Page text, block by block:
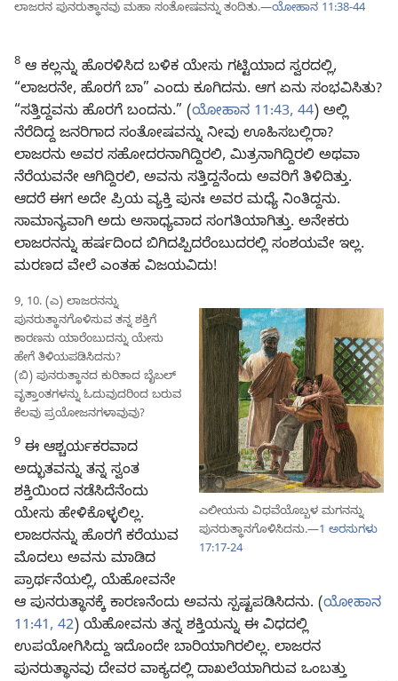
ಲಾಜರನ ಪುನರುತ್ಥಾನವು ಮಹಾ ಸಂತೋಷವನ್ನು ತಂದಿತು.—ಯೋಹಾನ 11:38-44
8 ಆ ಕಲ್ಲನ್ನು ಹೊರಳಿಸಿದ ಬಳಿಕ ಯೇಸು ಗಟ್ಟಿಯಾದ ಸ್ವರದಲ್ಲಿ,
“ಲಾಜರನೇ, ಹೊರಗೆ ಬಾ” ಎಂದು ಕೂಗಿದನು. ಆಗ ಏನು ಸಂಭವಿಸಿತು?
“ಸತ್ತಿದ್ದವನು ಹೊರಗೆ ಬಂದನು.” (ಯೋಹಾನ 11:43, 44) ಅಲ್ಲಿ
ನೆರೆದಿದ್ದ ಜನರಿಗಾದ ಸಂತೋಷವನ್ನು ನೀವು ಊಹಿಸಬಲ್ಲಿರಾ?
ಲಾಜರನು ಅವರ ಸಹೋದರನಾಗಿದ್ದಿರಲಿ, ಮಿತ್ರನಾಗಿದ್ದಿರಲಿ ಅಥವಾ
ನೆರೆಯವನೇ ಆಗಿದ್ದಿರಲಿ, ಅವನು ಸತ್ತಿದ್ದನೆಂದು ಅವರಿಗೆ ತಿಳಿದಿತ್ತು.
ಆದರೆ ಈಗ ಅದೇ ಪ್ರಿಯ ವ್ಯಕ್ತಿ ಪುನಃ ಅವರ ಮಧ್ಯೆ ನಿಂತಿದ್ದನು.
ಸಾಮಾನ್ಯವಾಗಿ ಅದು ಅಸಾಧ್ಯವಾದ ಸಂಗತಿಯಾಗಿತ್ತು. ಅನೇಕರು
ಲಾಜರನನ್ನು ಹರ್ಷದಿಂದ ಬಿಗಿದಪ್ಪಿದರೆಂಬುದರಲ್ಲಿ ಸಂಶಯವೇ ಇಲ್ಲ.
ಮರಣದ ವೇಲೆ ಎಂತಹ ವಿಜಯವಿದು!
ಎಲೀಯನು ವಿಧವೆಯೊಬ್ಬಳ ಮಗನನ್ನು
ಪುನರುತ್ಥಾನಗೊಳಿಸಿದನು.—1 ಅರಸುಗಳು
17:17-24
9, 10. (ಎ) ಲಾಜರನನ್ನು
ಪುನರುತ್ಥಾನಗೊಳಿಸುವ ತನ್ನ ಶಕ್ತಿಗೆ
ಕಾರಣನು ಯಾರೆಂಬುದನ್ನು ಯೇಸು
ಹೇಗೆ ತಿಳಿಯಪಡಿಸಿದನು?
(ಬಿ) ಪುನರುತ್ಥಾನದ ಕುರಿತಾದ ಬೈಬಲ್‌
ವೃತ್ತಾಂತಗಳನ್ನು ಓದುವುದರಿಂದ ಬರುವ
ಕೆಲವು ಪ್ರಯೋಜನಗಳಾವುವು?
9 ಈ ಆಶ್ಚರ್ಯಕರವಾದ
ಅದ್ಭುತವನ್ನು ತನ್ನ ಸ್ವಂತ
ಶಕ್ತಿಯಿಂದ ನಡೆಸಿದೆನೆಂದು
ಯೇಸು ಹೇಳಿಕೊಳ್ಳಲಿಲ್ಲ.
ಲಾಜರನನ್ನು ಹೊರಗೆ ಕರೆಯುವ
ಮೊದಲು ಅವನು ಮಾಡಿದ
ಪ್ರಾರ್ಥನೆಯಲ್ಲಿ, ಯೆಹೋವನೇ
ಆ ಪುನರುತ್ಥಾನಕ್ಕೆ ಕಾರಣನೆಂದು ಅವನು ಸ್ಪಷ್ಟಪಡಿಸಿದನು. (ಯೋಹಾನ
11:41, 42) ಯೆಹೋವನು ತನ್ನ ಶಕ್ತಿಯನ್ನು ಈ ವಿಧದಲ್ಲಿ
ಉಪಯೋಗಿಸಿದ್ದು ಇದೊಂದೇ ಬಾರಿಯಾಗಿರಲಿಲ್ಲ. ಲಾಜರನ
ಪುನರುತ್ಥಾನವು ದೇವರ ವಾಕ್ಯದಲ್ಲಿ ದಾಖಲೆಯಾಗಿರುವ ಒಂಬತ್ತು